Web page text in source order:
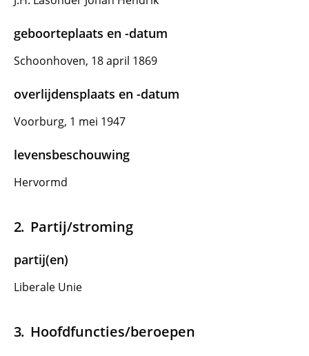
geboorteplaats en -datum
Schoonhoven, 18 april 1869
overlijdensplaats en -datum
Voorburg, 1 mei 1947
levensbeschouwing
Hervormd
Partij/stroming
partij(en)
Liberale Unie
Hoofdfuncties/beroepen